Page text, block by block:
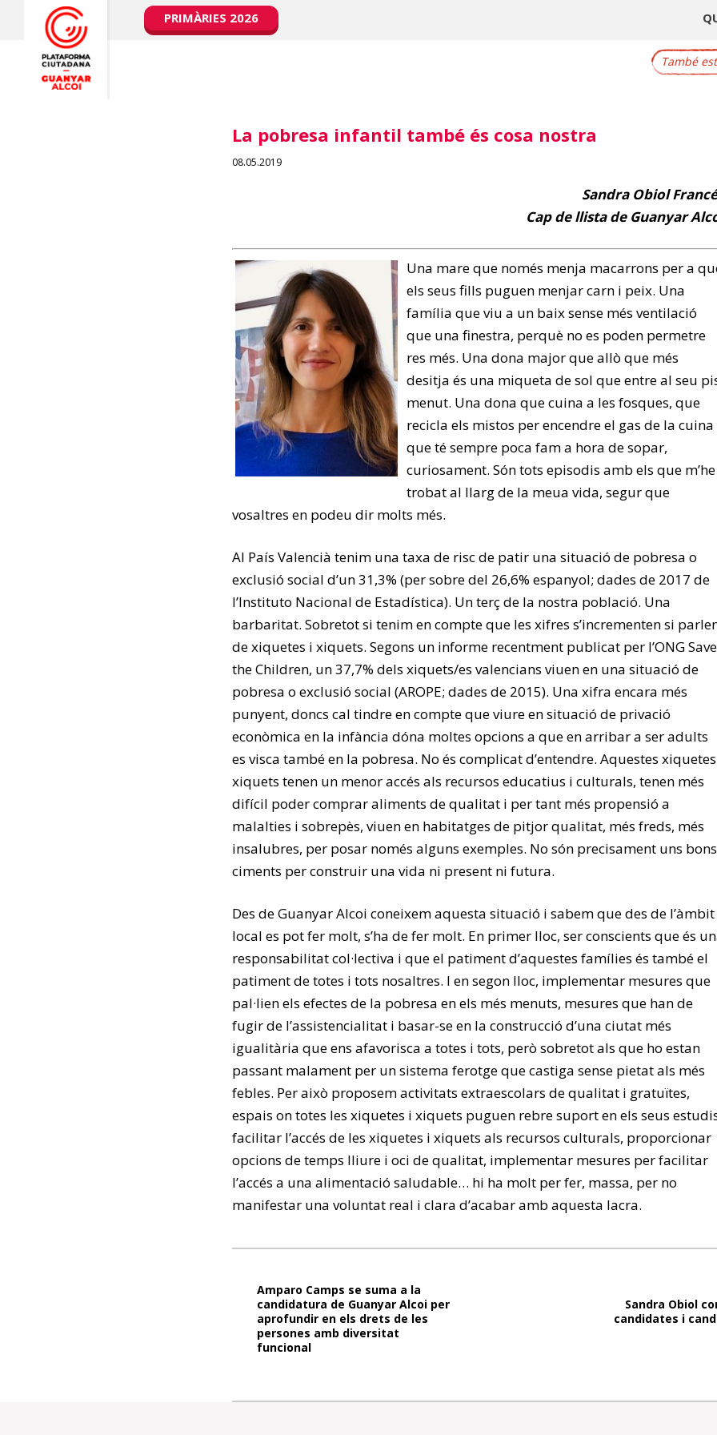
PRIMÀRIES 2026
També
La pobresa infantil també és cosa nostra
08.05.2019
Sandra Obiol
Cap de llista de Guanyar
Una mare que només menja macarrons per a
els seus fills puguen menjar carn i peix. Una
família que viu a un baix sense més ventilació
que una finestra, perquè no es poden permetre
res més. Una dona major que allò que més
desitja és una miqueta de sol que entre al seu
menut. Una dona que cuina a les fosques, que
recicla els mistos per encendre el gas de la
que té sempre poca fam a hora de sopar,
curiosament. Són tots episodis amb els que m’he
trobat al llarg de la meua vida, segur que
vosaltres en podeu dir molts més.
Al País Valencià tenim una taxa de risc de patir una situació de pobresa o
exclusió social d’un 31,3% (per sobre del 26,6% espanyol; dades de 2017 de
l’Instituto Nacional de Estadística). Un terç de la nostra població. Una
barbaritat. Sobretot si tenim en compte que les xifres s’incrementen si
de xiquetes i xiquets. Segons un informe recentment publicat per l’ONG Save
the Children, un 37,7% dels xiquets/es valencians viuen en una situació de
pobresa o exclusió social (AROPE; dades de 2015). Una xifra encara més
punyent, doncs cal tindre en compte que viure en situació de privació
econòmica en la infància dóna moltes opcions a que en arribar a ser adults
es visca també en la pobresa. No és complicat d’entendre. Aquestes
xiquets tenen un menor accés als recursos educatius i culturals, tenen més
difícil poder comprar aliments de qualitat i per tant més propensió a
malalties i sobrepès, viuen en habitatges de pitjor qualitat, més freds, més
insalubres, per posar només alguns exemples. No són precisament uns bons
ciments per construir una vida ni present ni futura.
Des de Guanyar Alcoi coneixem aquesta situació i sabem que des de l’àmbit
local es pot fer molt, s’ha de fer molt. En primer lloc, ser conscients que és
responsabilitat col·lectiva i que el patiment d’aquestes famílies és també el
patiment de totes i tots nosaltres. I en segon lloc, implementar mesures que
pal·lien els efectes de la pobresa en els més menuts, mesures que han de
fugir de l’assistencialitat i basar-se en la construcció d’una ciutat més
igualitària que ens afavorisca a totes i tots, però sobretot als que ho estan
passant malament per un sistema ferotge que castiga sense pietat als més
febles. Per això proposem activitats extraescolars de qualitat i gratuïtes,
espais on totes les xiquetes i xiquets puguen rebre suport en els seus
facilitar l’accés de les xiquetes i xiquets als recursos culturals, proporcionar
opcions de temps lliure i oci de qualitat, implementar mesures per facilitar
l’accés a una alimentació saludable… hi ha molt per fer, massa, per no
manifestar una voluntat real i clara d’acabar amb aquesta lacra.
Sandra Obiol
candidates i
Amparo Camps se suma a la
candidatura de Guanyar Alcoi per
aprofundir en els drets de les
persones amb diversitat
funcional